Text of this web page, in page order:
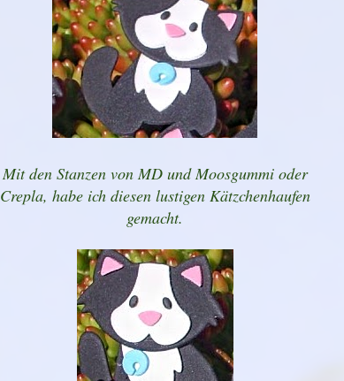
Mit den Stanzen von MD und Moosgummi oder
Crepla, habe ich diesen lustigen Kätzchenhaufen
gemacht.